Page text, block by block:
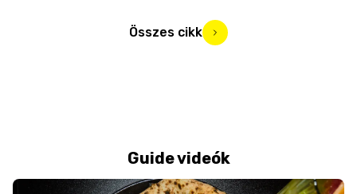
Összes cikk
Guide videók